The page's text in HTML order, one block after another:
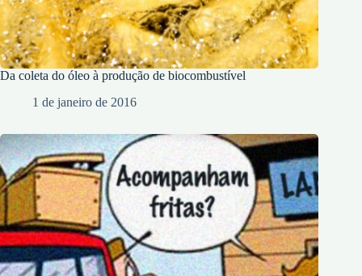
Da coleta do óleo à produção de biocombustível
1 de janeiro de 2016